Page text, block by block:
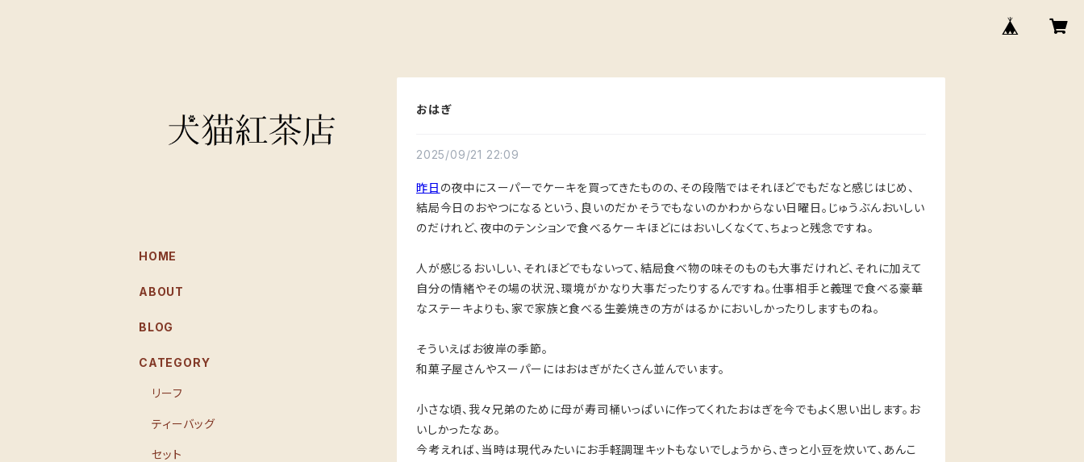
おはぎ
2025/09/21 22:09
昨日 の夜中にスーパーでケーキを買ってきたものの、その段階ではそれほどでもだなと感じはじめ、
結局今日のおやつになるという、良いのだかそうでもないのかわからない日曜日。じゅうぶんおいしい
のだけれど、夜中のテンションで食べるケーキほどにはおいしくなくて、ちょっと残念ですね。
人が感じるおいしい、それほどでもないって、結局食べ物の味そのものも大事だけれど、それに加えて
自分の情緒やその場の状況、環境がかなり大事だったりするんですね。仕事相手と義理で食べる豪華
なステーキよりも、家で家族と食べる生姜焼きの方がはるかにおいしかったりしますものね。
そういえばお彼岸の季節。
和菓子屋さんやスーパーにはおはぎがたくさん並んでいます。
小さな頃、我々兄弟のために母が寿司桶いっぱいに作ってくれたおはぎを今でもよく思い出します。お
いしかったなあ。
今考えれば、当時は現代みたいにお手軽調理キットもないでしょうから、きっと小豆を炊いて、あんこ
HOME
ABOUT
BLOG
CATEGORY
リーフ
ティーバッグ
セット